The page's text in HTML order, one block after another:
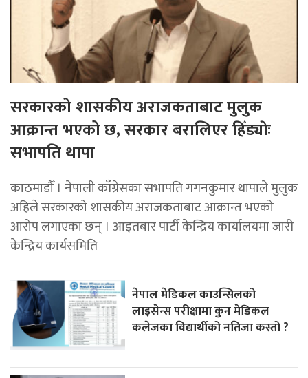
सरकारको शासकीय अराजकताबाट मुलुक
आक्रान्त भएको छ, सरकार बरालिएर हिँड्याेः
सभापति थापा
काठमाडाैँ । नेपाली काँग्रेसका सभापति गगनकुमार थापाले मुलुक
अहिले सरकारको शासकीय अराजकताबाट आक्रान्त भएको
आरोप लगाएका छन् । आइतबार पार्टी केन्द्रिय कार्यालयमा जारी
केन्द्रिय कार्यसमिति
नेपाल मेडिकल काउन्सिलको
लाइसेन्स परीक्षामा कुन मेडिकल
कलेजका विद्यार्थीको नतिजा कस्तो ?